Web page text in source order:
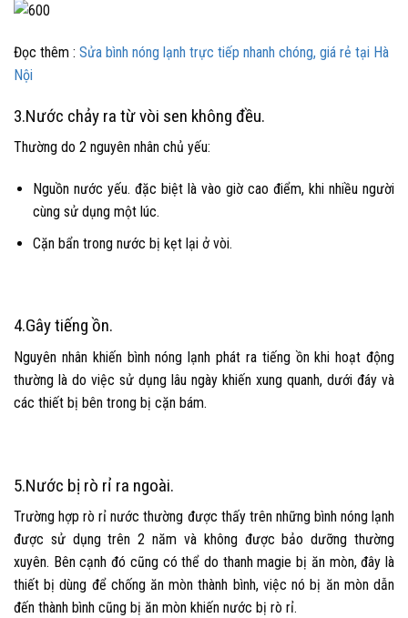
Đọc thêm : Sửa bình nóng lạnh trực tiếp nhanh chóng, giá rẻ tại Hà
Nội
3.Nước chảy ra từ vòi sen không đều.
Thường do 2 nguyên nhân chủ yếu:
Nguồn nước yếu. đặc biệt là vào giờ cao điểm, khi nhiều người
cùng sử dụng một lúc.
Cặn bẩn trong nước bị kẹt lại ở vòi.
4.Gây tiếng ồn.
Nguyên nhân khiến bình nóng lạnh phát ra tiếng ồn khi hoạt động
thường là do việc sử dụng lâu ngày khiến xung quanh, dưới đáy và
các thiết bị bên trong bị cặn bám.
5.Nước bị rò rỉ ra ngoài.
Trường hợp rò rỉ nước thường được thấy trên những bình nóng lạnh
được sử dụng trên 2 năm và không được bảo dưỡng thường
xuyên. Bên cạnh đó cũng có thể do thanh magie bị ăn mòn, đây là
thiết bị dùng để chống ăn mòn thành bình, việc nó bị ăn mòn dẫn
đến thành bình cũng bị ăn mòn khiến nước bị rò rỉ.